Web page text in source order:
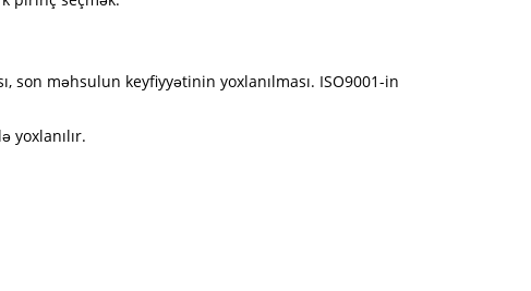
son məhsulun keyfiyyətinin yoxlanılması. ISO9001-in
yoxlanılır.